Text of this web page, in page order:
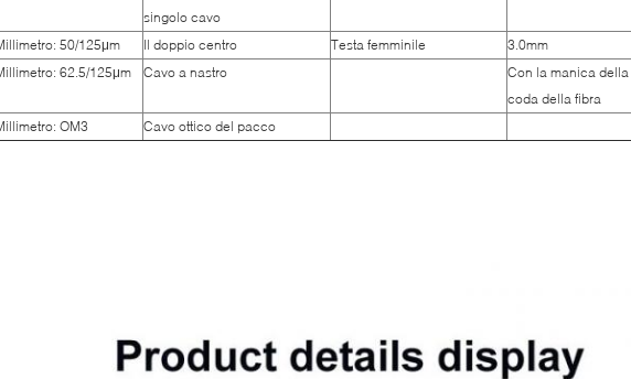
singolo cavo
50/125μm
Il doppio centro Testa femminile 3.0mm
62.5/125μm
Cavo a nastro
Con la manica della
coda della fibra
OM3
Cavo ottico del pacco